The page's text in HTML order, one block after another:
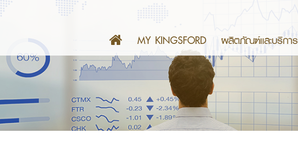
MY KINGSFORD ผลิตภัณฑ์เเละบริการ